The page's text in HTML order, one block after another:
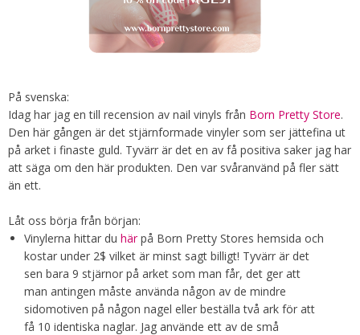
På svenska:
Idag har jag en till recension av nail vinyls från Born Pretty Store.
Den här gången är det stjärnformade vinyler som ser jättefina ut
på arket i finaste guld. Tyvärr är det en av få positiva saker jag har
att säga om den här produkten. Den var svåranvänd på fler sätt
än ett.
Låt oss börja från början:
Vinylerna hittar du härpå Born Pretty Stores hemsida och
kostar under 2$ vilket är minst sagt billigt! Tyvärr är det
sen bara 9 stjärnor på arket som man får, det ger att
man antingen måste använda någon av de mindre
sidomotiven på någon nagel eller beställa två ark för att
få 10 identiska naglar. Jag använde ett av de små